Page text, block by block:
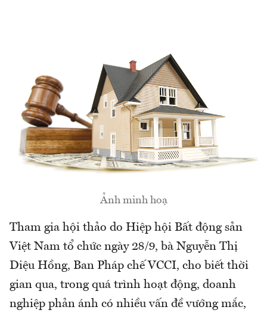
Ảnh minh hoạ
Tham gia hội thảo do Hiệp hội Bất động sản
Việt Nam tổ chức ngày 28/9, bà Nguyễn Thị
Diệu Hồng, Ban Pháp chế VCCI, cho biết thời
gian qua, trong quá trình hoạt động, doanh
nghiệp phản ánh có nhiều vấn đề vướng mắc,